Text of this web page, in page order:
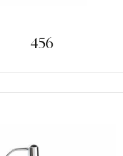
456